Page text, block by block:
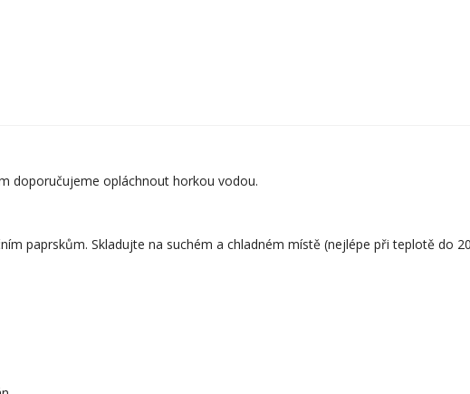
doporučujeme opláchnout horkou vodou.
paprskům. Skladujte na suchém a chladném místě (nejlépe při teplotě do